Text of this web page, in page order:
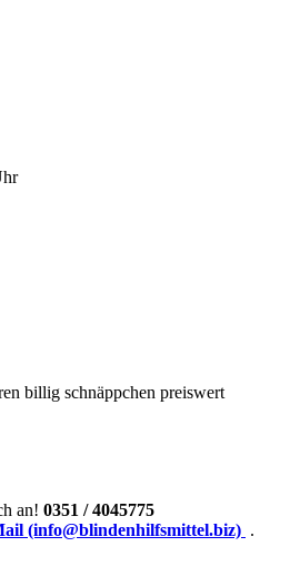
billig schnäppchen preiswert
an! 0351 / 4045775
(info@blindenhilfsmittel.biz) .